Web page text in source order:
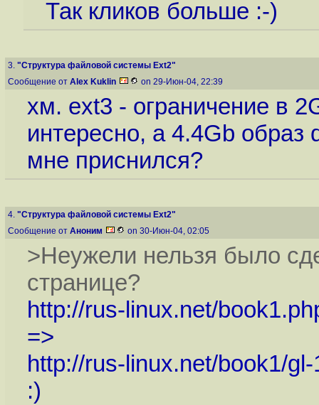
Так кликов больше :-)
3. "Структура файловой системы Ext2"
Сообщение от Alex Kuklin on 29-Июн-04, 22:39
хм. ext3 - ограничение в
интересно, а 4.4Gb
мне приснился?
4. "Структура файловой системы Ext2"
Сообщение от Аноним on 30-Июн-04, 02:05
>Неужели нельзя было
странице?
http://rus-linux.net/
=>
http://rus-linux.net/book1/
:)